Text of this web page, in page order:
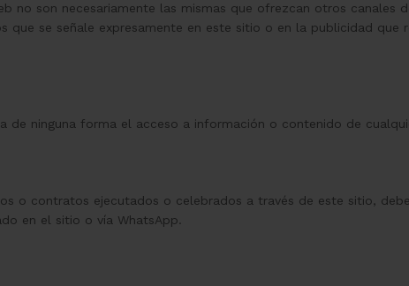
no son necesariamente las mismas que ofrezcan otros canales
que se señale expresamente en este sitio o en la publicidad que
de ninguna forma el acceso a información o contenido de
o contratos ejecutados o celebrados a través de este sitio,
en el sitio o vía WhatsApp.